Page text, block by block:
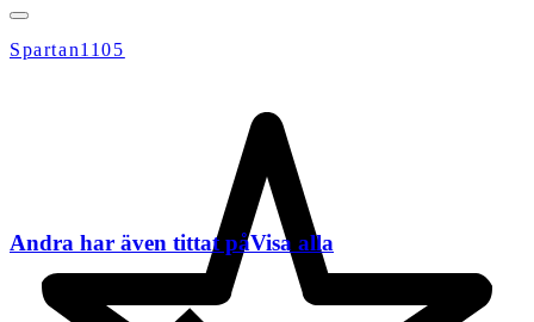
Spartan1105
Andra har även tittat påVisa alla